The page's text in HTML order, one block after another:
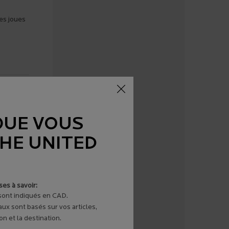
joues
ses
ou
VOUS
UNITED
à savoir:
indiqués en CAD.
sont basés sur vos articles,
et la destination.